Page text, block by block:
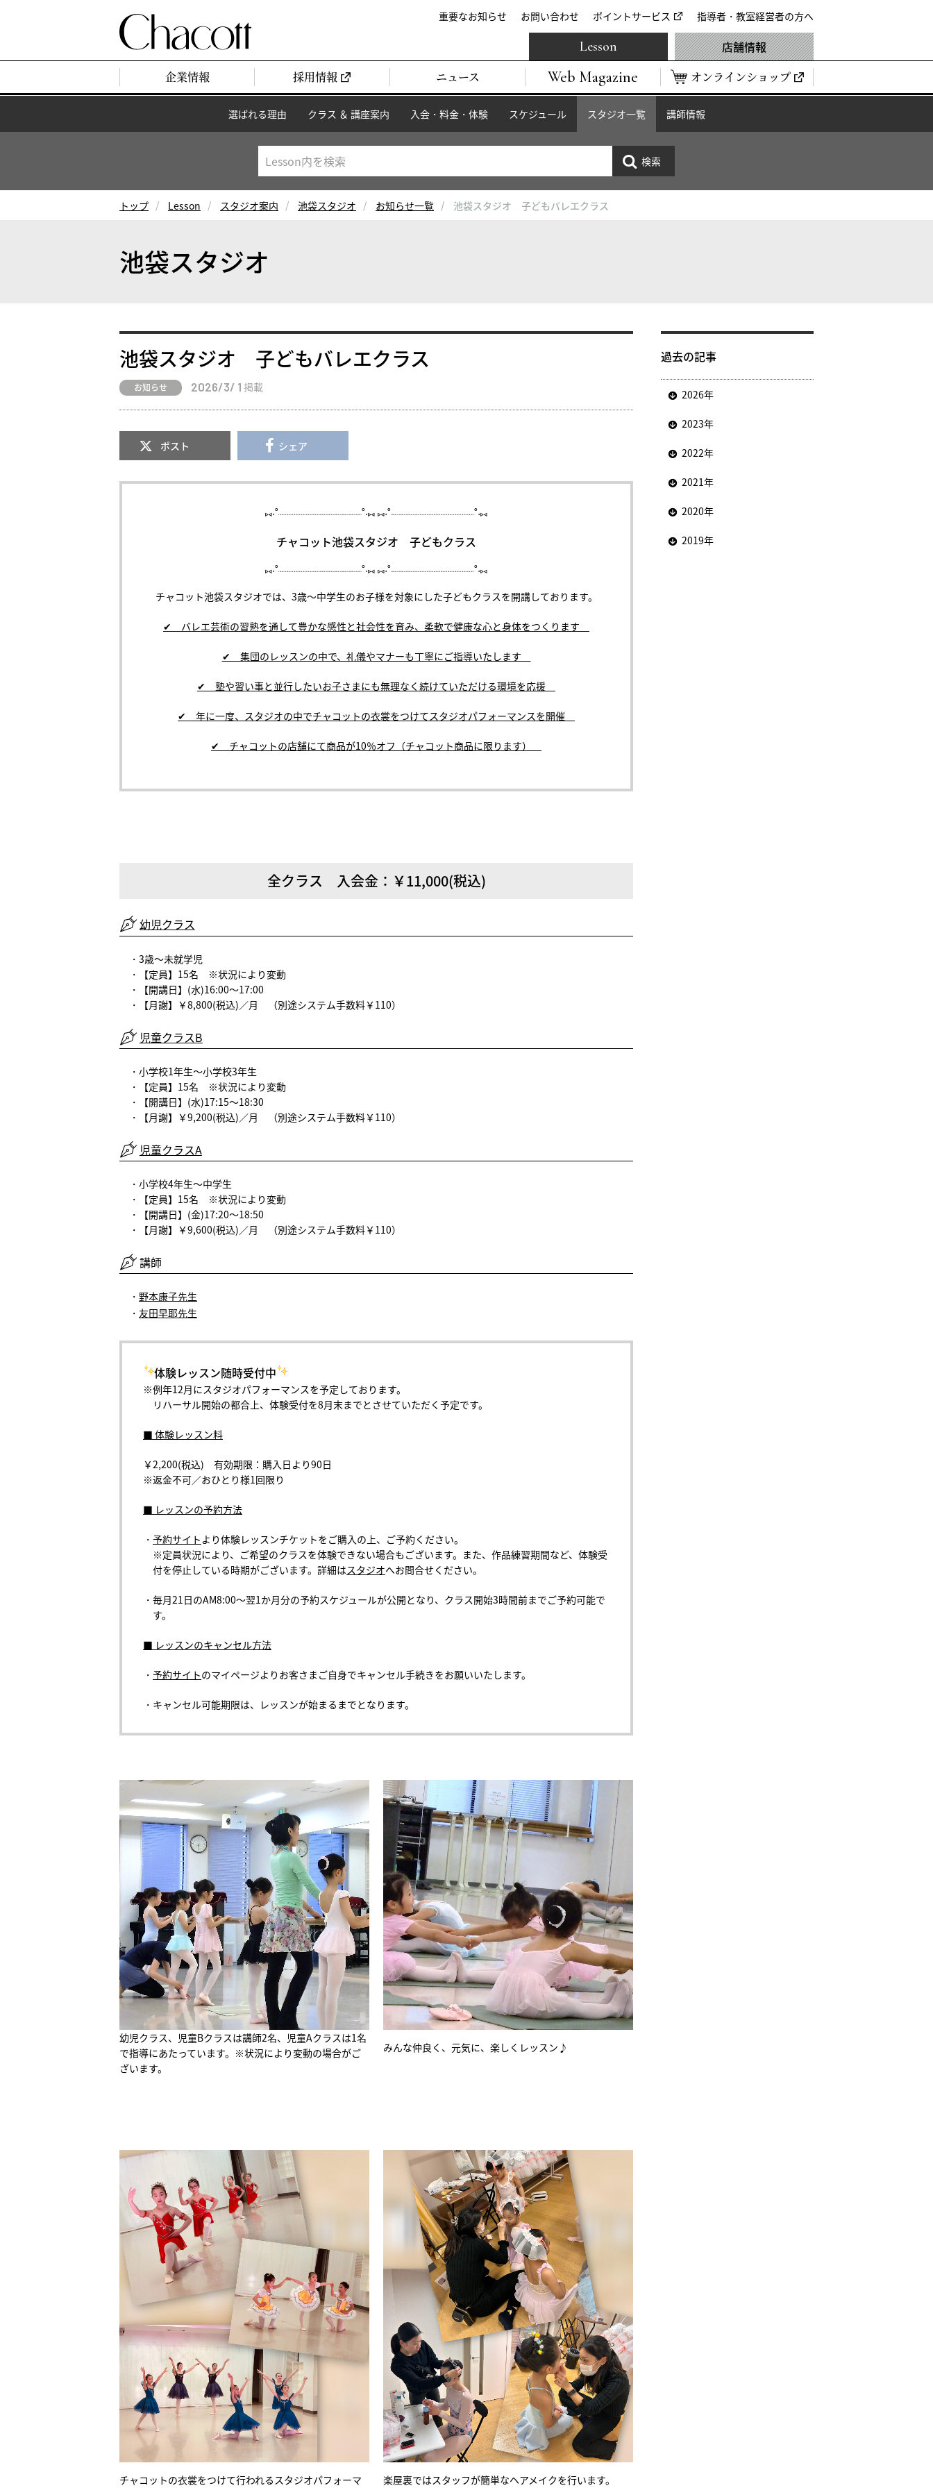
重要なお知らせ お問い合わせ ポイントサービス 指導者・教室経営者の方へ
企業情報 採用情報 ニュース Web Magazine オンラインショップ
Lesson 店舗情報
選ばれる理由 クラス ＆ 講座案内 入会・料金・体験 スケジュール スタジオ一覧 講師情報
トップ Lesson スタジオ案内 池袋スタジオ お知らせ一覧 池袋スタジオ 子どもバレエクラス
池袋スタジオ
池袋スタジオ 子どもバレエクラス
お知らせ 2026/3/ 1 掲載
ポスト シェア
⑅︎∙︎˚┈︎┈︎┈︎┈︎┈︎┈︎┈︎┈︎┈︎┈︎┈︎┈︎˚∙︎⑅ ⑅︎∙︎˚┈︎┈︎┈︎┈︎┈︎┈︎┈︎┈︎┈︎┈︎┈︎┈︎˚∙︎⑅
チャコット池袋スタジオ 子どもクラス
⑅︎∙︎˚┈︎┈︎┈︎┈︎┈︎┈︎┈︎┈︎┈︎┈︎┈︎┈︎˚∙︎⑅ ⑅︎∙︎˚┈︎┈︎┈︎┈︎┈︎┈︎┈︎┈︎┈︎┈︎┈︎┈︎˚∙︎⑅
チャコット池袋スタジオでは、3歳～中学生のお子様を対象にした子どもクラスを開講しております。
✔ バレエ芸術の習熟を通して豊かな感性と社会性を育み、柔軟で健康な心と身体をつくります
✔ 集団のレッスンの中で、礼儀やマナーも丁寧にご指導いたします
✔ 塾や習い事と並行したいお子さまにも無理なく続けていただける環境を応援
✔ 年に一度、スタジオの中でチャコットの衣裳をつけてスタジオパフォーマンスを開催
✔ チャコットの店舗にて商品が10％オフ（チャコット商品に限ります）
全クラス 入会金：￥11,000(税込)
幼児クラス
・3歳～未就学児
・【定員】15名 ※状況により変動
・【開講日】(水)16:00～17:00
・【月謝】￥8,800(税込)／月
（別途システム手数料￥110）
児童クラスB
・小学校1年生～小学校3年生
・【定員】15名 ※状況により変動
・【開講日】(水)17:15～18:30
・【月謝】￥9,200(税込)／月
（別途システム手数料￥110）
児童クラスA
・小学校4年生～中学生
・【定員】15名 ※状況により変動
・【開講日】(金)17:20～18:50
・【月謝】￥9,600(税込)／月
（別途システム手数料￥110）
講師
・ 野本康子先生
・ 友田早耶先生
体験レッスン随時受付中
※例年12月にスタジオパフォーマンスを予定しております。
リハーサル開始の都合上、体験受付を8月末までとさせていただく予定です。
■ 体験レッスン料
￥2,200(税込) 有効期限：購入日より90日
※返金不可／おひとり様1回限り
■ レッスンの予約方法
・ 予約サイト より体験レッスンチケットをご購入の上、ご予約ください。
※定員状況により、ご希望のクラスを体験できない場合もございます。また、作品練習期間など、体験受
付を停止している時期がございます。詳細はスタジオへお問合せください。
・毎月21日のAM8:00～翌1か月分の予約スケジュールが公開となり、クラス開始3時間前までご予約可能で
す。
■ レッスンのキャンセル方法
・ 予約サイトのマイページよりお客さまご自身でキャンセル手続きをお願いいたします。
・キャンセル可能期限は、レッスンが始まるまでとなります。
幼児クラス、児童Bクラスは講師2名、児童Aクラスは1名
で指導にあたっています。※状況により変動の場合がご
ざいます。
みんな仲良く、元気に、楽しくレッスン♪
チャコットの衣裳をつけて行われるスタジオパフォーマ 楽屋裏ではスタッフが簡単なヘアメイクを行います。
過去の記事
2026年
2023年
2022年
2021年
2020年
2019年